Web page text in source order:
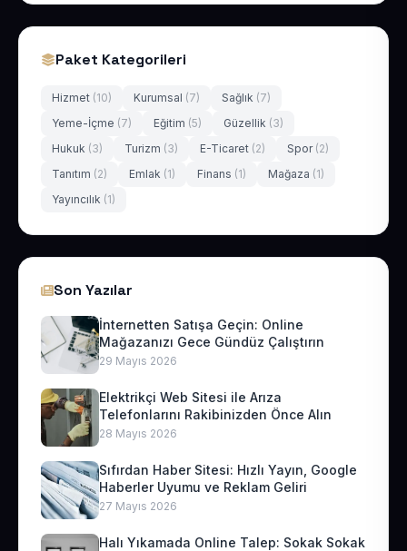
Paket Kategorileri
Hizmet (10) Kurumsal (7) Sağlık (7)
Yeme-İçme (7) Eğitim (5) Güzellik (3)
Hukuk (3) Turizm (3) E-Ticaret (2) Spor (2)
Tanıtım (2) Emlak (1) Finans (1) Mağaza (1)
Yayıncılık (1)
Son Yazılar
İnternetten Satışa Geçin: Online
Mağazanızı Gece Gündüz Çalıştırın
29 Mayıs 2026
Elektrikçi Web Sitesi ile Arıza
Telefonlarını Rakibinizden Önce Alın
28 Mayıs 2026
Sıfırdan Haber Sitesi: Hızlı Yayın, Google
Haberler Uyumu ve Reklam Geliri
27 Mayıs 2026
Halı Yıkamada Online Talep: Sokak Sokak